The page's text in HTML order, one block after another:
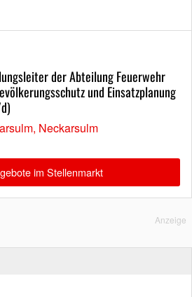
der Abteilung Feuerwehr
und Einsatzplanung
Neckarsulm
im Stellenmarkt
Anzeige